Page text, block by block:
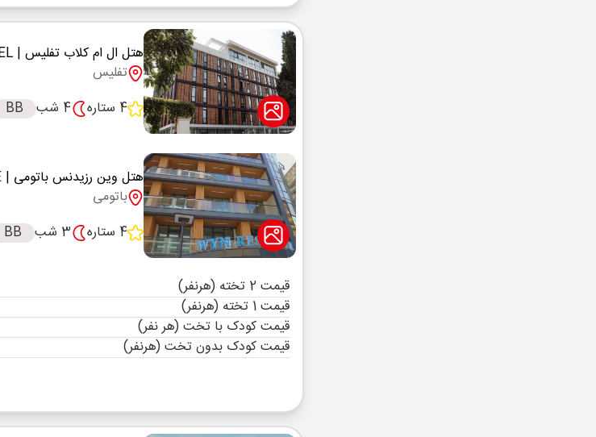
هتل ال ام کلاب تفلیس | LM CLUB HOTEL
تفلیس
4 ستاره
4 شب BB
هتل وین رزیدنس باتومی | WYN RESIDENCE
باتومی
4 ستاره
3 شب BB
قیمت 2 تخته (هرنفر)
قیمت 1 تخته (هرنفر)
قیمت کودک با تخت (هر نفر)
قیمت کودک بدون تخت (هرنفر)